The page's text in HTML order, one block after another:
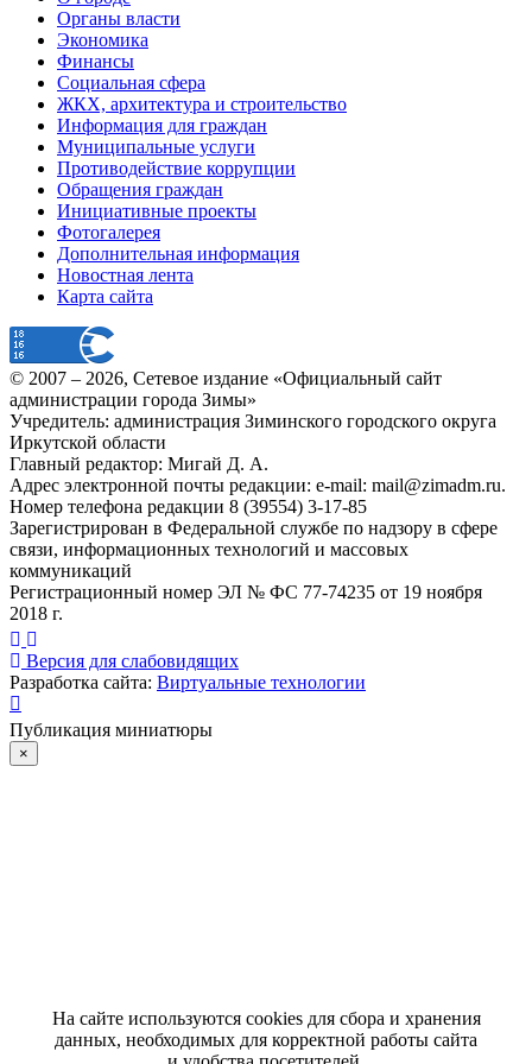
Органы власти
Экономика
Финансы
Социальная сфера
ЖКХ, архитектура и строительство
Информация для граждан
Муниципальные услуги
Противодействие коррупции
Обращения граждан
Инициативные проекты
Фотогалерея
Дополнительная информация
Новостная лента
Карта сайта
© 2007 – 2026, Сетевое издание «Официальный сайт
администрации города Зимы»
Учредитель: администрация Зиминского городского округа
Иркутской области
Главный редактор: Мигай Д. А.
Адрес электронной почты редакции: e-mail: mail@zimadm.ru.
Номер телефона редакции 8 (39554) 3-17-85
Зарегистрирован в Федеральной службе по надзору в сфере
связи, информационных технологий и массовых
коммуникаций
Регистрационный номер ЭЛ № ФС 77-74235 от 19 ноября
2018 г.
Версия для слабовидящих
Разработка сайта: Виртуальные технологии
Публикация миниатюры
×
На сайте используются cookies для сбора и хранения
данных, необходимых для корректной работы сайта